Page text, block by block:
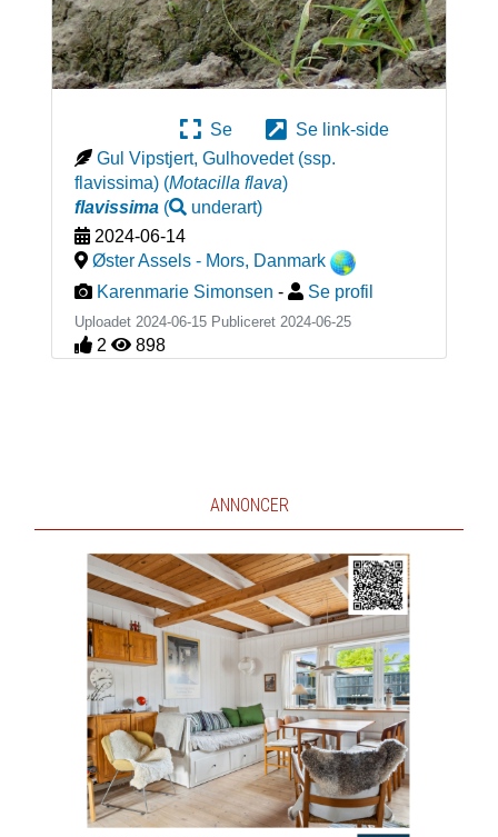
Se
Se link-side
Gul Vipstjert, Gulhovedet (ssp.
flavissima) (Motacilla flava)
flavissima( underart)
2024-06-14
Øster Assels - Mors, Danmark
Karenmarie Simonsen - Se profil
Uploadet 2024-06-15 Publiceret 2024-06-25
2 898
ANNONCER